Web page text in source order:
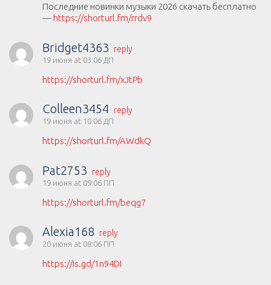
Последние новинки музыки 2026 скачать бесплатно
— https://shorturl.fm/rrdv9
Bridget4363 reply
19 июня at 03:06 ДП
https://shorturl.fm/xJtPb
Colleen3454 reply
19 июня at 10:06 ДП
https://shorturl.fm/AWdkQ
Pat2753 reply
19 июня at 09:06 ПП
https://shorturl.fm/beqg7
Alexia168 reply
20 июня at 08:06 ПП
https://is.gd/1n94DI